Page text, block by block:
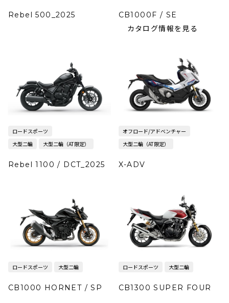
Rebel 500_2025 CB1000F / SE
カタログ情報を見る
ロードスポーツ
大型二輪
大型二輪（AT限定）
Rebel 1100 / DCT_2025
オフロード/アドベンチャー
大型二輪（AT限定）
X-ADV
ロードスポーツ 大型二輪
CB1000 HORNET / SP
ロードスポーツ 大型二輪
CB1300 SUPER FOUR